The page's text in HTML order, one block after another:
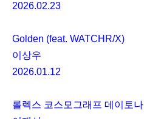
2026.02.23
Golden (feat. WATCHR/X)
이상우
2026.01.12
롤렉스 코스모그래프 데이토나